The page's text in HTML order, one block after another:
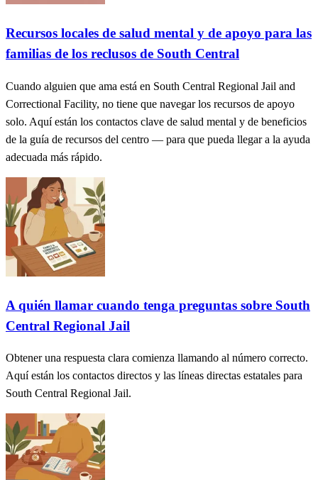
Recursos locales de salud mental y de apoyo para las
familias de los reclusos de South Central
Cuando alguien que ama está en South Central Regional Jail and
Correctional Facility, no tiene que navegar los recursos de apoyo
solo. Aquí están los contactos clave de salud mental y de beneficios
de la guía de recursos del centro — para que pueda llegar a la ayuda
adecuada más rápido.
A quién llamar cuando tenga preguntas sobre South
Central Regional Jail
Obtener una respuesta clara comienza llamando al número correcto.
Aquí están los contactos directos y las líneas directas estatales para
South Central Regional Jail.